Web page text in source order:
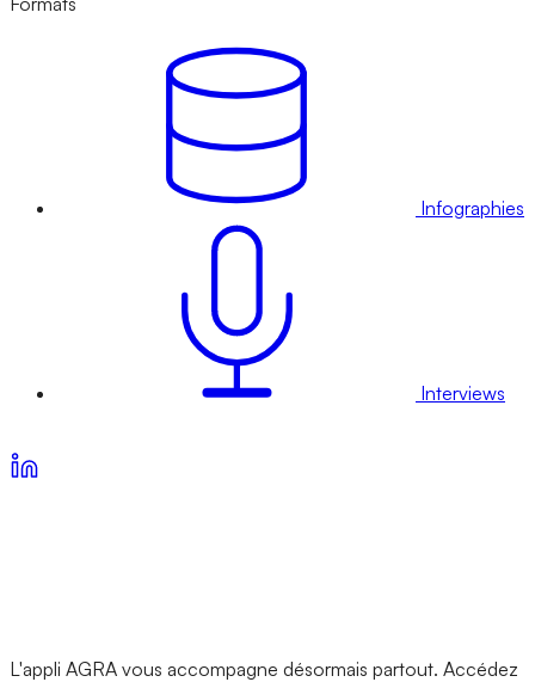
Infographies
Interviews
L'appli AGRA vous accompagne désormais partout. Accédez